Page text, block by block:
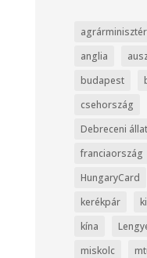
anglia
budapest
csehország
Debreceni
franciaország
HungaryCard
kerékpár
kína
miskolc